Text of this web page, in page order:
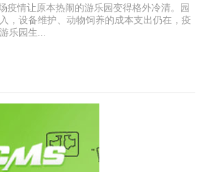
情让原本热闹的游乐园变得格外冷清。园
，设备维护、动物饲养的成本支出仍在，疫
乐园生...